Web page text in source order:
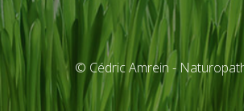
© Cédric Amrein -